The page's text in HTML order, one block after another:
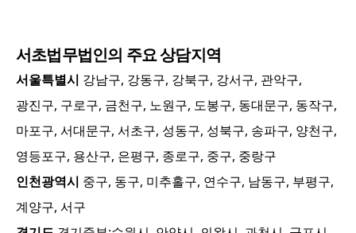
서초법무법인의 주요 상담지역
서울특별시 강남구, 강동구, 강북구, 강서구, 관악구,
광진구, 구로구, 금천구, 노원구, 도봉구, 동대문구, 동작구,
마포구, 서대문구, 서초구, 성동구, 성북구, 송파구, 양천구,
영등포구, 용산구, 은평구, 종로구, 중구, 중랑구
인천광역시 중구, 동구, 미추홀구, 연수구, 남동구, 부평구,
계양구, 서구